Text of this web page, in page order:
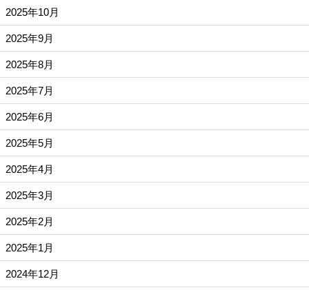
2025年10月
2025年9月
2025年8月
2025年7月
2025年6月
2025年5月
2025年4月
2025年3月
2025年2月
2025年1月
2024年12月